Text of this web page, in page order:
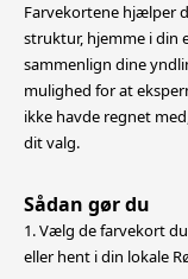
Farvekortene hjælper
struktur, hjemme i din
sammenlign dine
mulighed for at
ikke havde regnet
dit valg.
Sådan gør du
1. Vælg de farvekort
eller hent i din lokale